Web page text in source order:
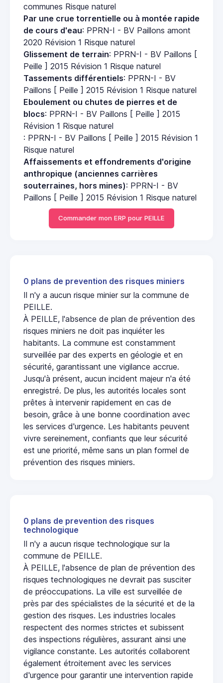
communes Risque naturel
Par une crue torrentielle ou à montée rapide
de cours d'eau: PPRN-I - BV Paillons amont
2020 Révision 1 Risque naturel
Glissement de terrain: PPRN-I - BV Paillons [
Peille ] 2015 Révision 1 Risque naturel
Tassements différentiels: PPRN-I - BV
Paillons [ Peille ] 2015 Révision 1 Risque naturel
Eboulement ou chutes de pierres et de
blocs: PPRN-I - BV Paillons [ Peille ] 2015
Révision 1 Risque naturel
: PPRN-I - BV Paillons [ Peille ] 2015 Révision 1
Risque naturel
Affaissements et effondrements d'origine
anthropique (anciennes carrières
souterraines, hors mines): PPRN-I - BV
Paillons [ Peille ] 2015 Révision 1 Risque naturel
Commander mon ERP pour PEILLE
0 plans de prevention des risques miniers
Il n'y a aucun risque minier sur la commune de
PEILLE.
À PEILLE, l'absence de plan de prévention des
risques miniers ne doit pas inquiéter les
habitants. La commune est constamment
surveillée par des experts en géologie et en
sécurité, garantissant une vigilance accrue.
Jusqu'à présent, aucun incident majeur n'a été
enregistré. De plus, les autorités locales sont
prêtes à intervenir rapidement en cas de
besoin, grâce à une bonne coordination avec
les services d'urgence. Les habitants peuvent
vivre sereinement, confiants que leur sécurité
est une priorité, même sans un plan formel de
prévention des risques miniers.
0 plans de prevention des risques
technologique
Il n'y a aucun risque technologique sur la
commune de PEILLE.
À PEILLE, l'absence de plan de prévention des
risques technologiques ne devrait pas susciter
de préoccupations. La ville est surveillée de
près par des spécialistes de la sécurité et de la
gestion des risques. Les industries locales
respectent des normes strictes et subissent
des inspections régulières, assurant ainsi une
vigilance constante. Les autorités collaborent
également étroitement avec les services
d'urgence pour garantir une intervention rapide